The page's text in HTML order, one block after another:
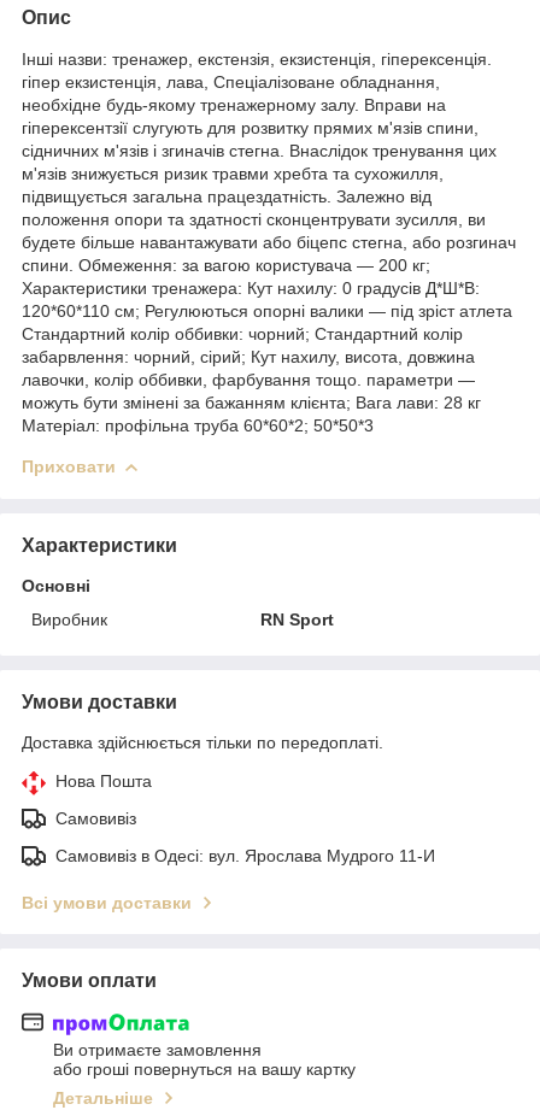
Опис
Інші назви: тренажер, екстензія, екзистенція, гіперексенція.
гіпер екзистенція, лава, Спеціалізоване обладнання,
необхідне будь-якому тренажерному залу. Вправи на
гіперексентзії слугують для розвитку прямих м'язів спини,
сідничних м'язів і згиначів стегна. Внаслідок тренування цих
м'язів знижується ризик травми хребта та сухожилля,
підвищується загальна працездатність. Залежно від
положення опори та здатності сконцентрувати зусилля, ви
будете більше навантажувати або біцепс стегна, або розгинач
спини. Обмеження: за вагою користувача — 200 кг;
Характеристики тренажера: Кут нахилу: 0 градусів Д*Ш*В:
120*60*110 см; Регулюються опорні валики — під зріст атлета
Стандартний колір оббивки: чорний; Стандартний колір
забарвлення: чорний, сірий; Кут нахилу, висота, довжина
лавочки, колір оббивки, фарбування тощо. параметри —
можуть бути змінені за бажанням клієнта; Вага лави: 28 кг
Матеріал: профільна труба 60*60*2; 50*50*3
Приховати
Характеристики
Основні
Виробник
RN Sport
Умови доставки
Доставка здійснюється тільки по передоплаті.
Нова Пошта
Самовивіз
Самовивіз в Одесі: вул. Ярослава Мудрого 11-И
Всі умови доставки
Умови оплати
Ви отримаєте замовлення
або гроші повернуться на вашу картку
Детальніше